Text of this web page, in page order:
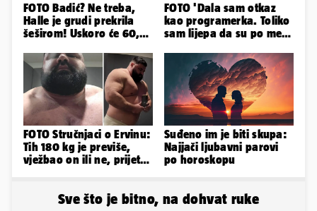
FOTO Badić? Ne treba,
Halle je grudi prekrila
šeširom! Uskoro će 60,
FOTO 'Dala sam otkaz
kao programerka. Toliko
sam lijepa da su po meni
FOTO Stručnjaci o Ervinu:
Tih 180 kg je previše,
vježbao on ili ne, prijete
Suđeno im je biti skupa:
Najjači ljubavni parovi
po horoskopu
Sve što je bitno, na dohvat ruke